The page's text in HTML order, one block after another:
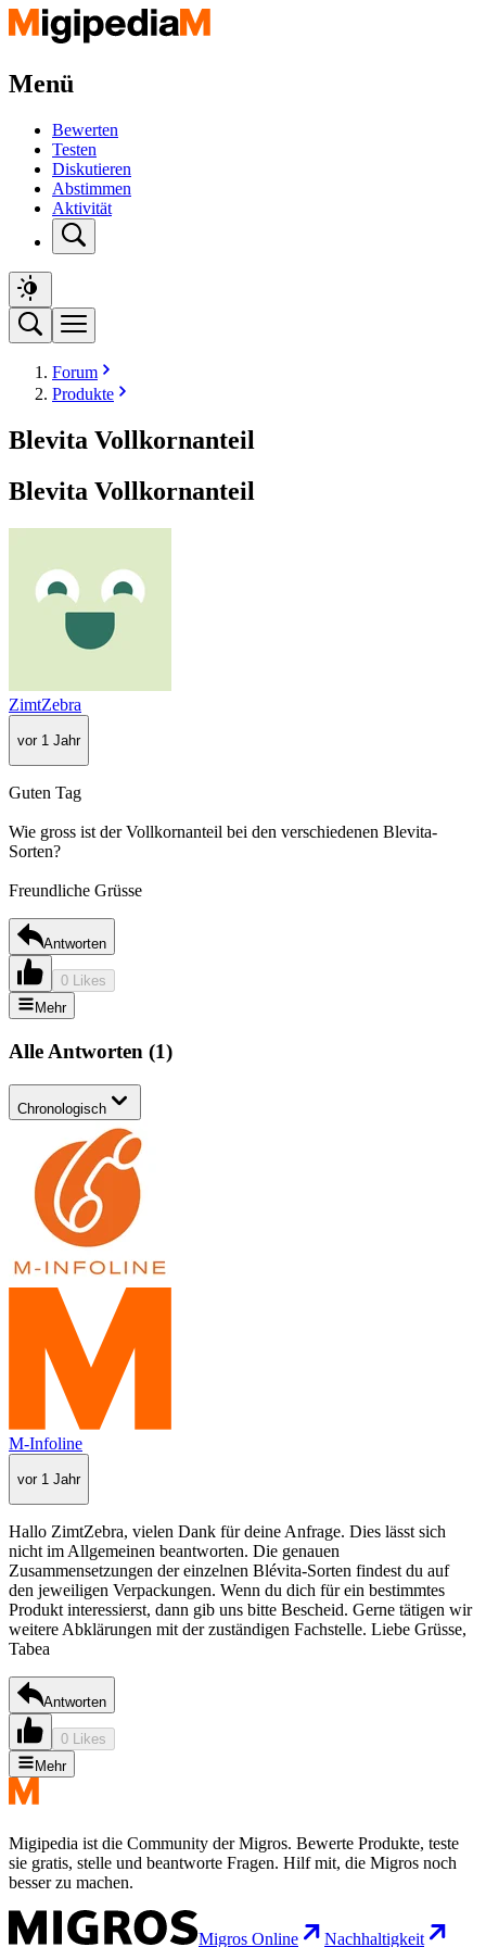
Menü
Bewerten
Testen
Diskutieren
Abstimmen
Aktivität
Forum
Produkte
Blevita Vollkornanteil
Blevita Vollkornanteil
ZimtZebra
vor 1 Jahr
Guten Tag
Wie gross ist der Vollkornanteil bei den verschiedenen Blevita-
Sorten?
Freundliche Grüsse
Antworten
0 Likes
Mehr
Alle Antworten (1)
Chronologisch
M-Infoline
vor 1 Jahr
Hallo ZimtZebra, vielen Dank für deine Anfrage. Dies lässt sich
nicht im Allgemeinen beantworten. Die genauen
Zusammensetzungen der einzelnen Blévita-Sorten findest du auf
den jeweiligen Verpackungen. Wenn du dich für ein bestimmtes
Produkt interessierst, dann gib uns bitte Bescheid. Gerne tätigen wir
weitere Abklärungen mit der zuständigen Fachstelle. Liebe Grüsse,
Tabea
Antworten
0 Likes
Mehr
Migipedia ist die Community der Migros. Bewerte Produkte, teste
sie gratis, stelle und beantworte Fragen. Hilf mit, die Migros noch
besser zu machen.
Migros Online Nachhaltigkeit